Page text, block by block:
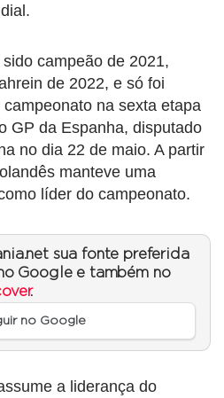
campeão de 2021,
de 2022, e só foi
na sexta etapa
GP da Espanha, disputado
no dia 22 de maio. A partir
manteve uma
líder do campeonato.
sua fonte preferida
Google e também no
.
no Google
a liderança do